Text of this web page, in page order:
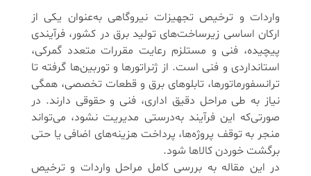
واردات و ترخیص تجهیزات نیروگاهی به‌عنوان یکی از
ارکان اساسی زیرساخت‌های تولید برق در کشور، فرآیندی
پیچیده، فنی و مستلزم رعایت مقررات متعدد گمرکی،
استانداردی و فنی است. از ژنراتورها و توربین‌ها گرفته تا
ترانسفورماتورها، تابلوهای برق و قطعات تخصصی، همگی
نیاز به طی مراحل دقیق اداری، فنی و حقوقی دارند. در
صورتی‌که این فرآیند به‌درستی مدیریت نشود، می‌تواند
منجر به توقف پروژه‌ها، پرداخت هزینه‌های اضافی یا حتی
برگشت خوردن کالاها شود.
در این مقاله به بررسی کامل مراحل واردات و ترخیص